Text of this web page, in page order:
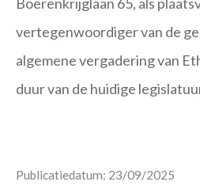
vertegenwoordiger van de
algemene vergadering van
duur van de huidige
Publicatiedatum: 23/09/2025